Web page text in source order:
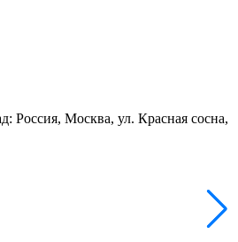
Россия, Москва, ул. Красная сосна,